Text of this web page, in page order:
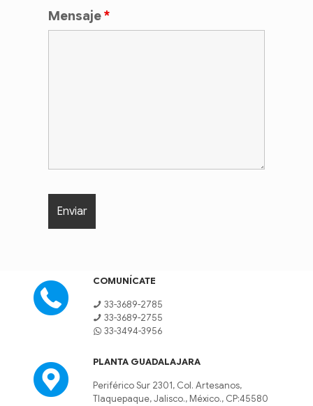
Mensaje*
COMUNÍCATE
33-3689-2785
33-3689-2755
33-3494-3956
PLANTA GUADALAJARA
Periférico Sur 2301, Col. Artesanos,
Tlaquepaque, Jalisco., México., CP:45580